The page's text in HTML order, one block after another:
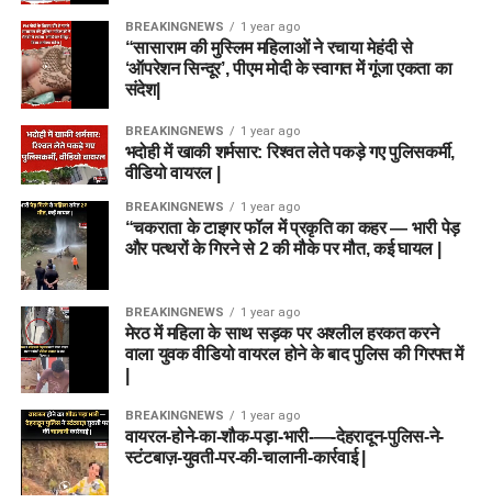
BREAKINGNEWS 1 year ago
“सासाराम की मुस्लिम महिलाओं ने रचाया मेहंदी से
‘ऑपरेशन सिन्दूर’, पीएम मोदी के स्वागत में गूंजा एकता का
संदेश|
BREAKINGNEWS 1 year ago
भदोही में खाकी शर्मसार: रिश्वत लेते पकड़े गए पुलिसकर्मी,
वीडियो वायरल |
BREAKINGNEWS 1 year ago
“चकराता के टाइगर फॉल में प्रकृति का कहर — भारी पेड़
और पत्थरों के गिरने से 2 की मौके पर मौत, कई घायल |
BREAKINGNEWS 1 year ago
मेरठ में महिला के साथ सड़क पर अश्लील हरकत करने
वाला युवक वीडियो वायरल होने के बाद पुलिस की गिरफ्त में
BREAKINGNEWS 1 year ago
वायरल-होने-का-शौक-पड़ा-भारी-—-देहरादून-पुलिस-ने-
स्टंटबाज़-युवती-पर-की-चालानी-कार्रवाई |